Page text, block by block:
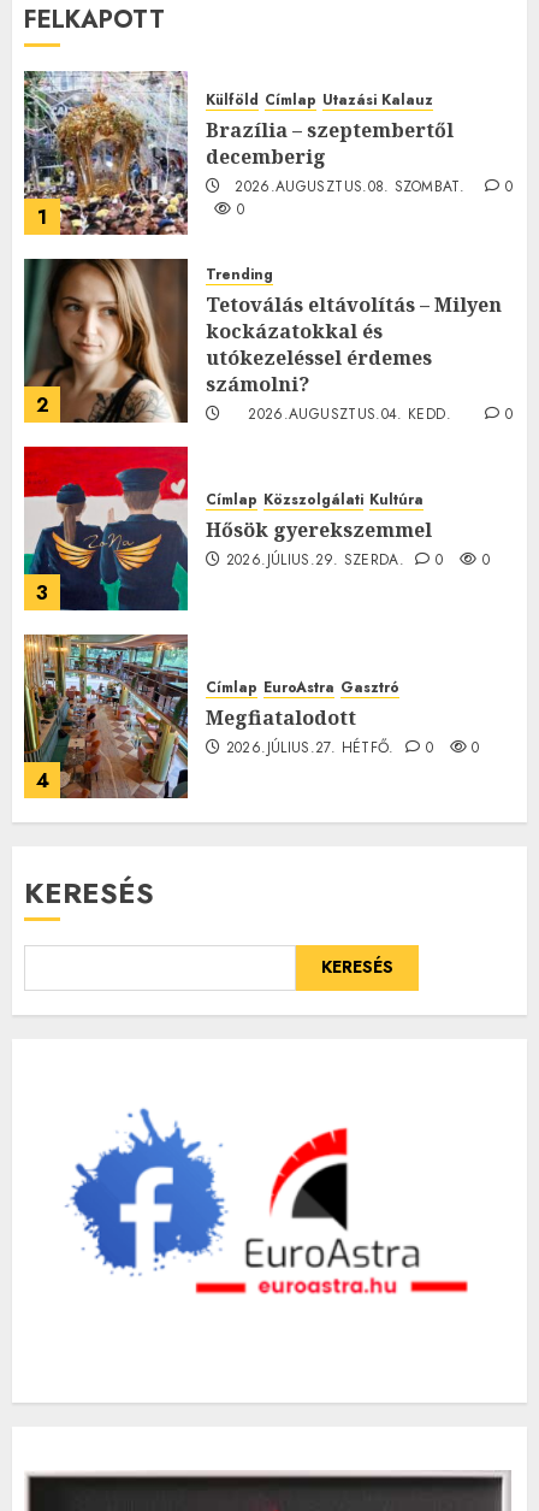
FELKAPOTT
1
Külföld Címlap Utazási Kalauz
Brazília – szeptembertől
decemberig
2026.AUGUSZTUS.08. SZOMBAT.
0
0
2
Trending
Tetoválás eltávolítás – Milyen
kockázatokkal és
utókezeléssel érdemes
számolni?
2026.AUGUSZTUS.04. KEDD.
0
3
Címlap Közszolgálati Kultúra
Hősök gyerekszemmel
2026.JÚLIUS.29. SZERDA. 0 0
4
Címlap EuroAstra Gasztró
Megfiatalodott
2026.JÚLIUS.27. HÉTFŐ. 0 0
KERESÉS
KERESÉS